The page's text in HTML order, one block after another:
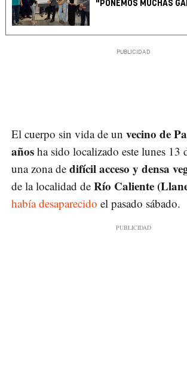
"PONEMOS MUCHAS
El cuerpo sin vida de un vecino de
años ha sido localizado este lunes 13
una zona de difícil acceso y densa
de la localidad de Río Caliente
había desaparecido el pasado sábado.